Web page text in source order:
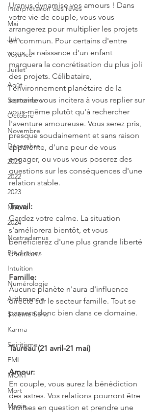
Interprétation des rêves
Mai
Juin
Voyance
Juillet
Août
Septembre
Octobre
Novembre
Décembre
2021
2022
2023
Miroirs
2024
Nostradamus
Prédictions
Intuition
Numérologie
Arithmancie
Sixième Sens
Karma
Spiritisme
EMI
MORT
Mort
Magie
Uranus dynamise vos amours ! Dans
votre vie de couple, vous vous
arrangerez pour multiplier les projets
en commun. Pour certains d'entre
vous, la naissance d'un enfant
marquera la concrétisation du plus joli
des projets. Célibataire,
l'environnement planétaire de la
semaine vous incitera à vous replier sur
vous-même plutôt qu'à rechercher
l'aventure amoureuse. Vous serez pris,
presque soudainement et sans raison
apparente, d'une peur de vous
engager, ou vous vous poserez des
questions sur les conséquences d'une
relation stable.
Travail:
Gardez votre calme. La situation
s'améliorera bientôt, et vous
bénéficierez d'une plus grande liberté
d'action.
Famille:
Aucune planète n'aura d'influence
directe sur le secteur famille. Tout se
passera donc bien dans ce domaine.
Taureau (21 avril-21 mai)
Amour:
En couple, vous aurez la bénédiction
des astres. Vos relations pourront être
remises en question et prendre une